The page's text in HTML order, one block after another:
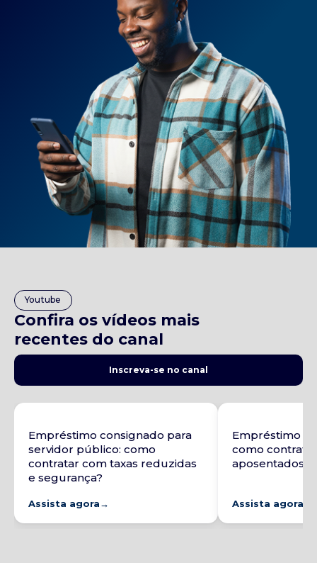
Youtube
Confira os vídeos mais
recentes do canal
Inscreva-se no canal
Empréstimo consignado para
servidor público: como
contratar com taxas reduzidas
e segurança?
Assista agora→
Empréstimo
como
aposentados e
Assista agora